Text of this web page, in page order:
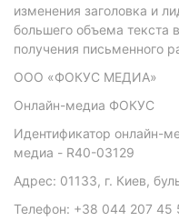
изменения заголовка и
большего объема текста
получения письменного
ООО «ФОКУС МЕДИА»
Онлайн-медиа ФОКУС
Идентификатор онлайн-
медиа - R40-03129
Адрес: 01133, г. Киев,
Телефон: +38 044 207 45